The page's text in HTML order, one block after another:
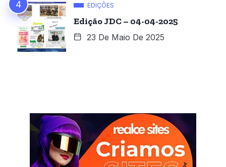
EDIÇÕES
Edição JDC – 04-04-2025
23 De Maio De 2025